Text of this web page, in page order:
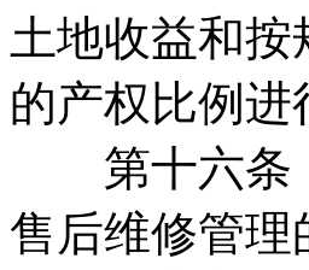
土地收益和
的产权比例进
第十六条
售后维修管